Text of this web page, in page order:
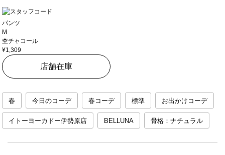
パンツ
M
杢チャコール
¥1,309
店舗在庫
春 今日のコーデ 春コーデ 標準 お出かけコーデ
イトーヨーカドー伊勢原店 BELLUNA 骨格：ナチュラル